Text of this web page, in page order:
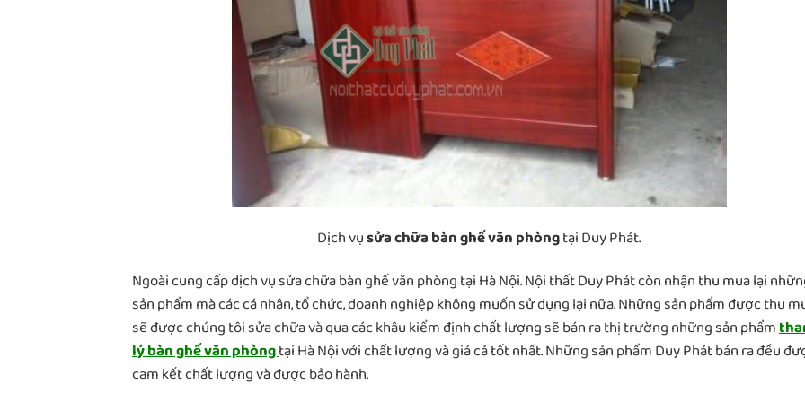
Dịch vụsửa chữa bàn ghế văn phòngtại Duy Phát.
Ngoài cung cấp dịch vụ sửa chữa bàn ghế văn phòng tại Hà Nội. Nội thất Duy Phát còn nhận thu mua lại
sản phẩm mà các cá nhân, tổ chức, doanh nghiệp không muốn sử dụng lại nữa. Những sản phẩm được thu
sẽ được chúng tôi sửa chữa và qua các khâu kiểm định chất lượng sẽ bán ra thị trường những sản phẩm
lý bàn ghế văn phòngtại Hà Nội với chất lượng và giá cả tốt nhất. Những sản phẩm Duy Phát bán ra đều
cam kết chất lượng và được bảo hành.